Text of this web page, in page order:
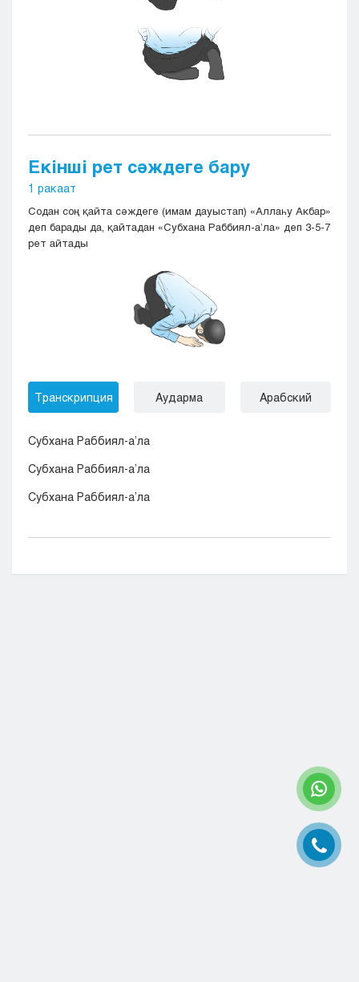
Екінші рет сәждеге бару
1 ракаат
Содан соң қайта сәждеге (имам дауыстап) «Аллаһу Акбар»
деп барады да, қайтадан «Субхана Раббиял-а’ла» деп 3-5-7
рет айтады
Транскрипция Аударма Арабский
Субхана Раббиял-а’ла
Субхана Раббиял-а’ла
Субхана Раббиял-а’ла